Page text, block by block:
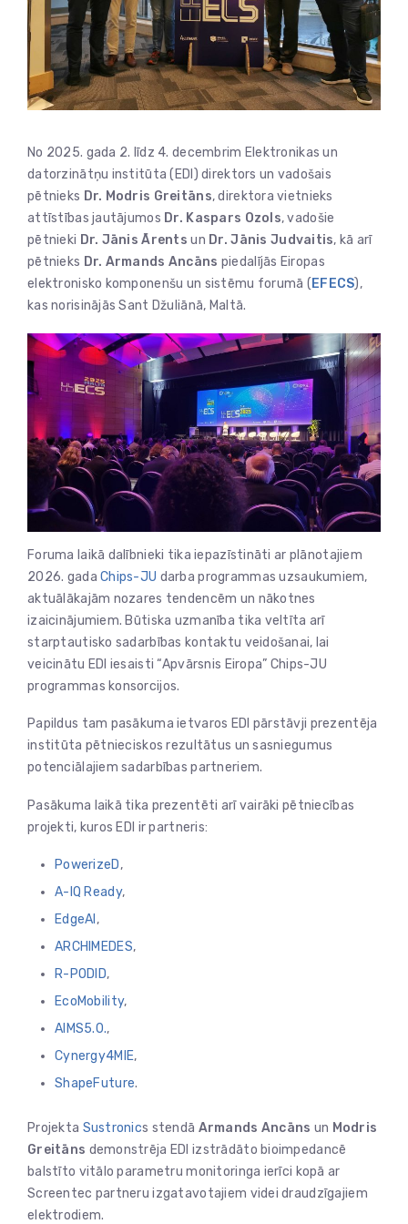
No 2025. gada 2. līdz 4. decembrim Elektronikas un
datorzinātņu institūta (EDI) direktors un vadošais
pētnieks Dr. Modris Greitāns, direktora vietnieks
attīstības jautājumos Dr. Kaspars Ozols, vadošie
pētnieki Dr. Jānis Ārents un Dr. Jānis Judvaitis, kā arī
pētnieks Dr. Armands Ancāns piedalījās Eiropas
elektronisko komponenšu un sistēmu forumā ( EFECS),
kas norisinājās Sant Džuliānā, Maltā.
Foruma laikā dalībnieki tika iepazīstināti ar plānotajiem
2026. gadaChips-JU darba programmas uzsaukumiem,
aktuālākajām nozares tendencēm un nākotnes
izaicinājumiem. Būtiska uzmanība tika veltīta arī
starptautisko sadarbības kontaktu veidošanai, lai
veicinātu EDI iesaisti “Apvārsnis Eiropa” Chips-JU
programmas konsorcijos.
Papildus tam pasākuma ietvaros EDI pārstāvji prezentēja
institūta pētnieciskos rezultātus un sasniegumus
potenciālajiem sadarbības partneriem.
Pasākuma laikā tika prezentēti arī vairāki pētniecības
projekti, kuros EDI ir partneris:
PowerizeD,
A-IQ Ready,
EdgeAI ,
ARCHIMEDES,
R-PODID,
EcoMobility,
AIMS5.0.,
Cynergy4MIE,
ShapeFuture.
Projekta Sustronics stendā Armands Ancāns un Modris
Greitāns demonstrēja EDI izstrādāto bioimpedancē
balstīto vitālo parametru monitoringa ierīci kopā ar
Screentec partneru izgatavotajiem videi draudzīgajiem
elektrodiem.